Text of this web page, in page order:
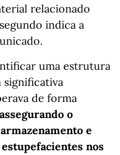
relacionado
indica a
uma estrutura
significativa
de forma
assegurando o
e
nos